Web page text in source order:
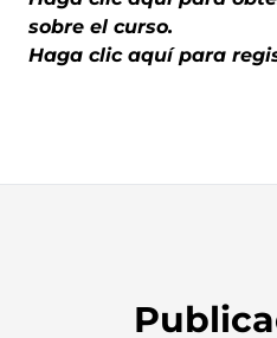
sobre el curso.
Haga clic aquí para